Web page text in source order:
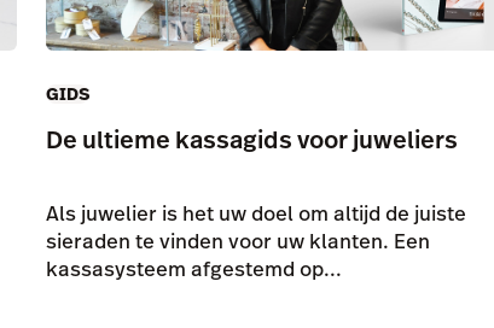
GIDS
De ultieme kassagids voor juweliers
Als juwelier is het uw doel om altijd de juiste
sieraden te vinden voor uw klanten. Een
kassasysteem afgestemd op...